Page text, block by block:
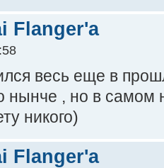
Flanger'a
весь еще в
нынче , но в самом
никого)
Flanger'a